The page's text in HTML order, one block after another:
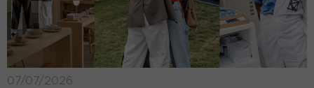
07/07/2026